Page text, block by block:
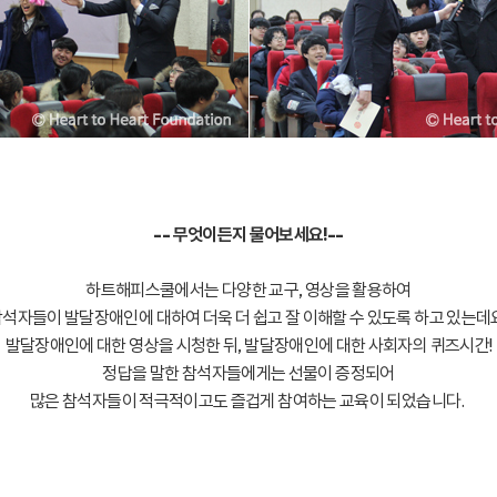
-- 무엇이든지 물어보세요!--
하트해피스쿨에서는 다양한 교구, 영상을 활용하여
자들이 발달장애인에 대하여 더욱 더 쉽고 잘 이해할 수 있도록 하고 있는데
발달장애인에 대한 영상을 시청한 뒤, 발달장애인에 대한 사회자의 퀴즈시간!
정답을 말한 참석자들에게는 선물이 증정되어
많은 참석자들이 적극적이고도 즐겁게 참여하는 교육이 되었습니다.